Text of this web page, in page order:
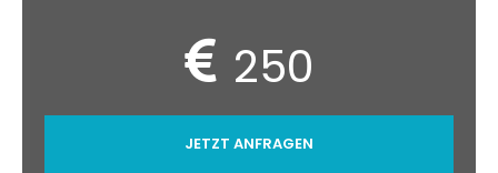
250
JETZT ANFRAGEN